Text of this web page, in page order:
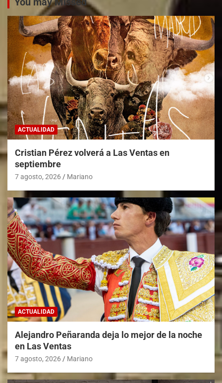
ACTUALIDAD
Cristian Pérez volverá a Las Ventas en
septiembre
7 agosto, 2026 Mariano
ACTUALIDAD
Alejandro Peñaranda deja lo mejor de la noche
en Las Ventas
7 agosto, 2026 Mariano